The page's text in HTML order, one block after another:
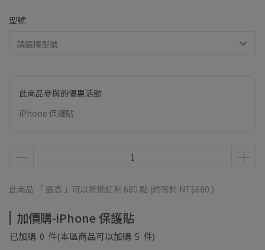
型號
請選擇型號
此商品參與的優惠活動
iPhone 保護貼
此商品 「 最高 」可以折抵紅利 680 點 (約等於 NT$680 )
加價購-iPhone 保護貼
已加購 0 件(本區商品可以加購 5 件)